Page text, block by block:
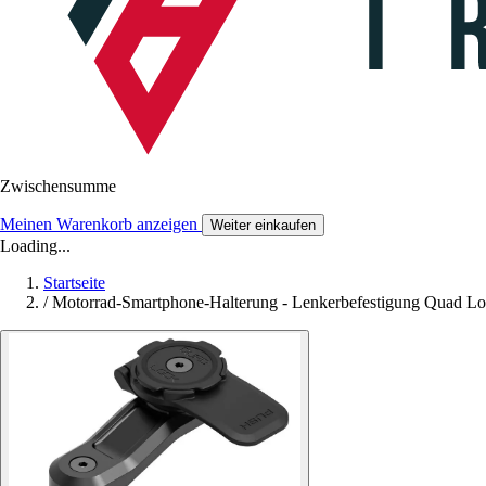
Zwischensumme
Meinen Warenkorb anzeigen Weiter einkaufen
Loading...
Startseite
/ Motorrad-Smartphone-Halterung - Lenkerbefestigung Quad